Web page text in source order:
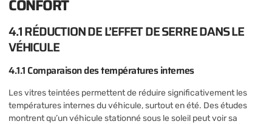
CONFORT
4.1 RÉDUCTION DE L’EFFET DE SERRE DANS LE
VÉHICULE
4.1.1 Comparaison des températures internes
Les vitres teintées permettent de réduire significativement les
températures internes du véhicule, surtout en été. Des études
montrent qu’un véhicule stationné sous le soleil peut voir sa